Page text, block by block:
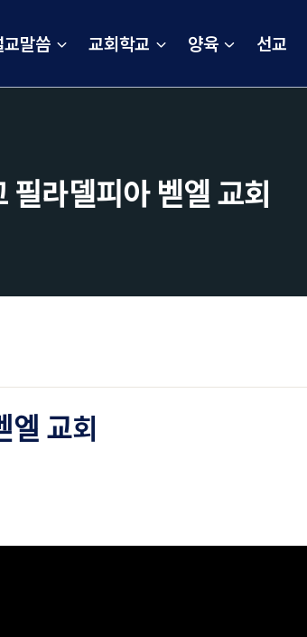
교말씀 교회학교 양육 선교
벧엘 교회
교회